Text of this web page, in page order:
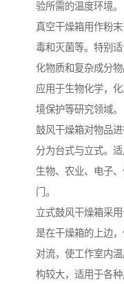
验所需的温度环境。
真空干燥箱用作粉
毒和灭菌等。特别
化物质和复杂成分
应用于生物化学，
境保护等研究领域。
鼓风干燥箱对物品
分为台式与立式。
生物、农业、电子
门。
立式鼓风干燥箱采
是在干燥箱的上边
对流，使工作室内
构较大，适用于各